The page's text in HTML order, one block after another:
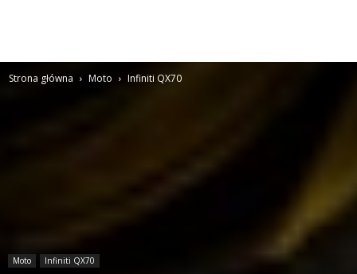
Strona główna Moto Infiniti QX70
Moto Infiniti QX70